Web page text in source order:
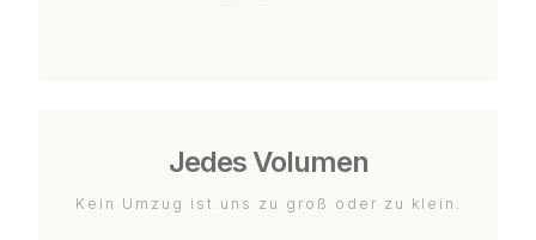
Jedes Volumen
Kein Umzug ist uns zu groß oder zu klein.